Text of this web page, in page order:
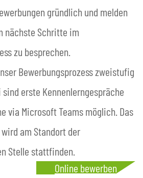
gründlich und melden
nächste Schritte im
zu besprechen.
Bewerbungsprozess zweistufig
erste Kennenlerngespräche
via Microsoft Teams möglich. Das
am Standort der
Stelle stattfinden.
Online bewerben